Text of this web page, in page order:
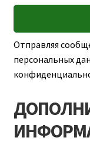
Отправляя
персональных